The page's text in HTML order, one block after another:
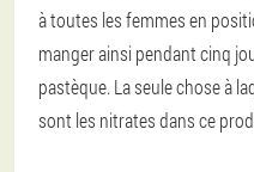
à toutes les femmes en
manger ainsi pendant cinq
pastèque. La seule chose à
sont les nitrates dans ce